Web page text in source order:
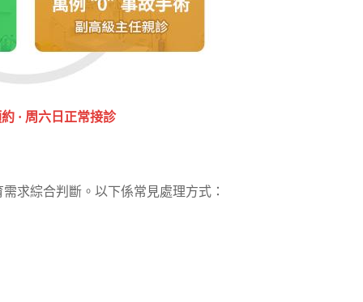
· ‎周六日正常接診
求綜合判斷。以下係常見處理方式：